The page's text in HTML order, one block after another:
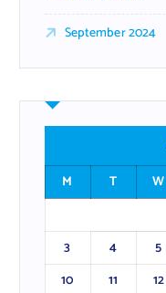
September 2024
M
T W
3
4 5
10
11 12